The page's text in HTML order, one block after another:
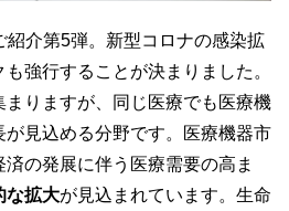
紹介第5弾。新型コロナの感染拡
強行することが決まりました。
りますが、同じ医療でも医療機
見込める分野です。医療機器市
の発展に伴う医療需要の高ま
な拡大が見込まれています。生命